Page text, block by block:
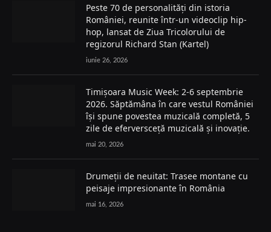
Peste 70 de personalități din istoria
României, reunite într-un videoclip hip-
hop, lansat de Ziua Tricolorului de
regizorul Richard Stan (Kartel)
iunie 26, 2026
Timișoara Music Week: 2-6 septembrie
2026. Săptămâna în care vestul României
își spune povestea muzicală completă, 5
zile de eferversceță muzicală și inovație.
mai 20, 2026
Drumeții de neuitat: Trasee montane cu
peisaje impresionante în România
mai 16, 2026